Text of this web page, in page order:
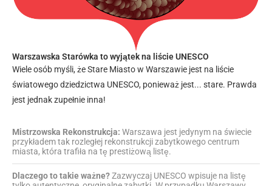
Warszawska Starówka to wyjątek na liście UNESCO
Wiele osób myśli, że Stare Miasto w Warszawie jest na liście
światowego dziedzictwa UNESCO, ponieważ jest... stare. Prawda
jest jednak zupełnie inna!
Mistrzowska Rekonstrukcja: Warszawa jest jedynym na świecie
przykładem tak rozległej rekonstrukcji zabytkowego centrum
miasta, która trafiła na tę prestiżową listę.
Dlaczego to takie ważne?Zazwyczaj UNESCO wpisuje na listę